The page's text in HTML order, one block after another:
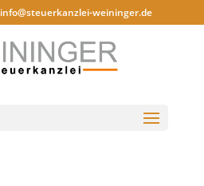
info@steuerkanzlei-weininger.de